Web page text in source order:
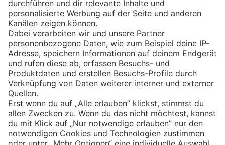
Eishockey